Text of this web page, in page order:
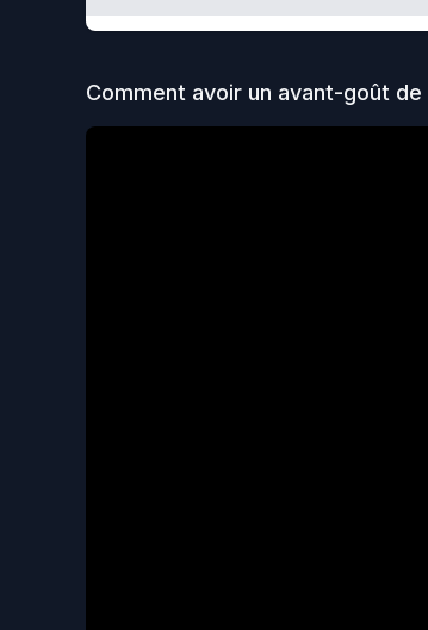
Comment avoir un avant-goût de